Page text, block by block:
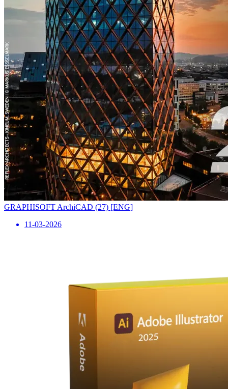
GRAPHISOFT ArchiCAD (27) [ENG]
11-03-2026